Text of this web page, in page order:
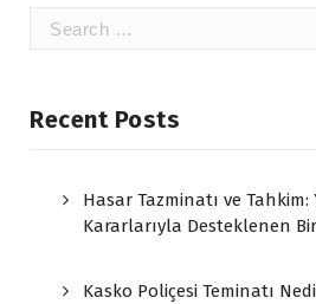
Search
Recent Posts
Hasar Tazminatı ve Tahkim:
Kararlarıyla Desteklenen
Kasko Poliçesi Teminatı